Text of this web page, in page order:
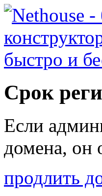
Срок
Если
домена, он
продлить